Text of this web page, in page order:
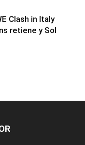
Clash in Italy
retiene y Sol